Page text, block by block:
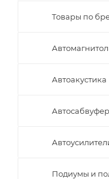
Товары по
Автоакустика
Подиумы и